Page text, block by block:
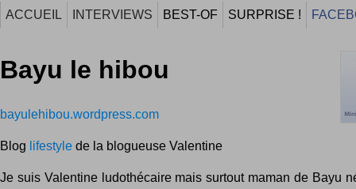
ACCUEIL INTERVIEWS BEST-OF SURPRISE !
Bayu le hibou
bayulehibou.wordpress.com
Blog lifestyle de la blogueuse Valentine
Je suis Valentine ludothécaire mais surtout maman de Bayu